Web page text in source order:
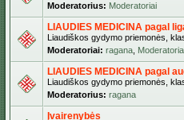
Moderatorius: Moderatoriai
LIAUDIES MEDICINA pagal
Liaudiškos gydymo priemonės,
Moderatoriai: ragana
LIAUDIES MEDICINA pagal
Liaudiškos gydymo priemonės,
Moderatorius: ragana
Įvairenybės